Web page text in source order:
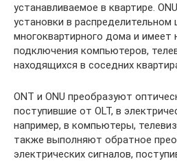
устанавливаемое в квартире.
установки в распределительном
многоквартирного дома и имеет
подключения компьютеров,
находящихся в соседних
ONT и ONU преобразуют
поступившие от OLT, в
например, в компьютеры,
также выполняют обратное
электрических сигналов,